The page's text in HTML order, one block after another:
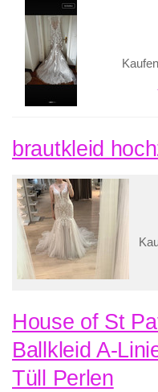
brautkleid
House of St
Ballkleid A-
Tüll Perlen